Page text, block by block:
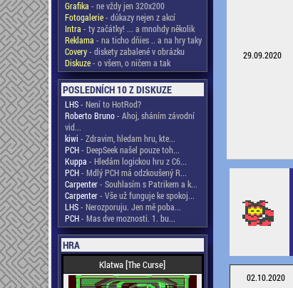
Grafika - ne vždy jen 320x200
Fotogalerie- důkazy nejen z akcí
Intra - ty začátky! ... a mnohdy několik
Reklama - na ticho dňies .. a na hry taky
Covery- diskety zabalené v obrázku
Diskuze- o všem, o ničem a tak
POSLEDNÍCH 10 Z DISKUZE
LHS- Není to HotRod?
Roberto Bruno- Ahoj, sháním závodní
vid...
kiwi - Zdravim, hledam hru, kte...
PCH- DeepSeek našel pouze toh...
Kuppa - Hledám logickou hru z C6...
PCH- Mdlý PCH má odzkoušený R...
Carpenter- Souhlasím s Patrikem a k...
Carpenter- Vše už funguje ke spokoj...
LHS- Nerozporuju. Jen mě poba...
PCH- Mas dve moznosti. 1. bu...
HRA
Klatwa [The Curse]
29.09.2020
02.10.2020